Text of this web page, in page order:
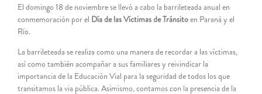
El domingo 18 de noviembre se llevó a cabo la barrileteada anual en
conmemoración por el Día de las Víctimas de Tránsitoen Paraná y el
Río.
La barrileteada se realiza como una manera de recordar a las víctimas,
así como también acompañar a sus familiares y reivindicar la
importancia de la Educación Vial para la seguridad de todos los que
transitamos la via pública. Asimismo, contamos con la presencia de la